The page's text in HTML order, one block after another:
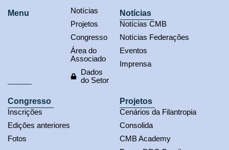
Menu
Notícias
Projetos
Congresso
Área do
Associado
Dados
do Setor
Notícias
Notícias CMB
Notícias Federações
Eventos
Imprensa
Congresso
Inscrições
Edições anteriores
Fotos
Projetos
Cenários da Filantropia
Consolida
CMB Academy